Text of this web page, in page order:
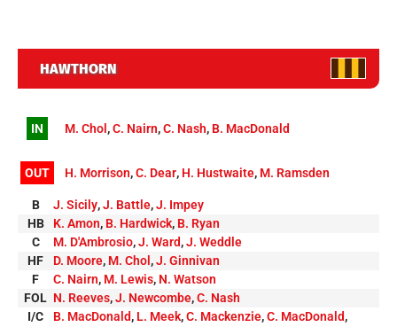
HAWTHORN
IN M. Chol ,C. Nairn,C. Nash, B. MacDonald
OUT H. Morrison,C. Dear, H. Hustwaite, M. Ramsden
B J. Sicily,J. Battle,J. Impey
HB
K. Amon, B. Hardwick, B. Ryan
C
M. D'Ambrosio,J. Ward,J. Weddle
HF
D. Moore, M. Chol ,J. Ginnivan
F
C. Nairn, M. Lewis, N. Watson
FOL N. Reeves,J. Newcombe,C. Nash
I/C
B. MacDonald, L. Meek,C. Mackenzie,C. MacDonald,